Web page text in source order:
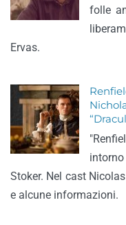
folle
Ervas.
Stoker. Nel cast
e alcune informazioni.